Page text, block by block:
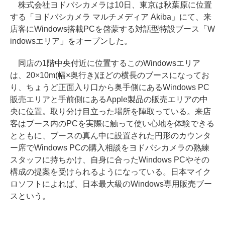
株式会社ヨドバシカメラは10日、東京は秋葉原に位置
する「ヨドバシカメラ マルチメディア Akiba」にて、来
店客にWindows搭載PCを啓蒙する対話型特設ブース「W
indowsエリア」をオープンした。
同店の1階中央付近に位置するこのWindowsエリア
は、20×10m(幅×奥行き)ほどの横長のブースになってお
り、ちょうど正面入り口から奥手側にあるWindows PC
販売エリアと手前側にあるApple製品の販売エリアの中
央に位置。取り分け目立った場所を陣取っている。来店
客はブース内のPCを実際に触って使い心地を体験できる
とともに、ブースの真ん中に設置された円形のカウンタ
ー席でWindows PCの購入相談をヨドバシカメラの熟練
スタッフに持ちかけ、自身に合ったWindows PCやその
構成の提案を受けられるようになっている。日本マイク
ロソフトによれば、日本最大級のWindows専用販売ブー
スという。